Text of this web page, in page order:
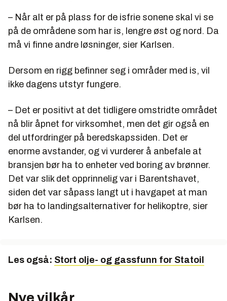
– Når alt er på plass for de isfrie sonene skal vi se
på de områdene som har is, lengre øst og nord. Da
må vi finne andre løsninger, sier Karlsen.
Dersom en rigg befinner seg i områder med is, vil
ikke dagens utstyr fungere.
– Det er positivt at det tidligere omstridte området
nå blir åpnet for virksomhet, men det gir også en
del utfordringer på beredskapssiden. Det er
enorme avstander, og vi vurderer å anbefale at
bransjen bør ha to enheter ved boring av brønner.
Det var slik det opprinnelig var i Barentshavet,
siden det var såpass langt ut i havgapet at man
bør ha to landingsalternativer for helikoptre, sier
Karlsen.
Les også: Stort olje- og gassfunn for Statoil
Nye vilkår